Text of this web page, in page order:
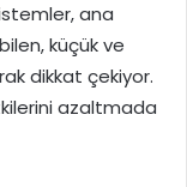
ana
küçük ve
dikkat çekiyor.
azaltmada